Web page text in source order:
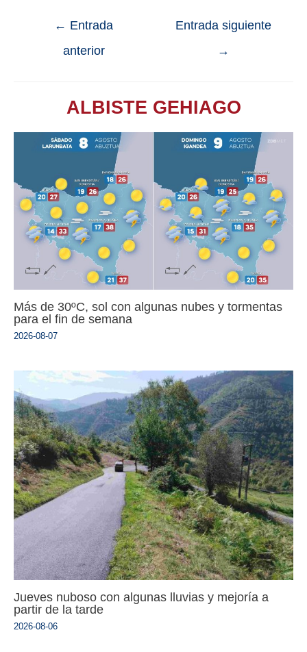
← Entrada
anterior
Entrada siguiente
→
ALBISTE GEHIAGO
Más de 30ºC, sol con algunas nubes y tormentas
para el fin de semana
2026-08-07
Jueves nuboso con algunas lluvias y mejoría a
partir de la tarde
2026-08-06